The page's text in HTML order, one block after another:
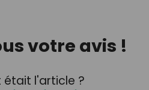
votre avis !
l'article ?